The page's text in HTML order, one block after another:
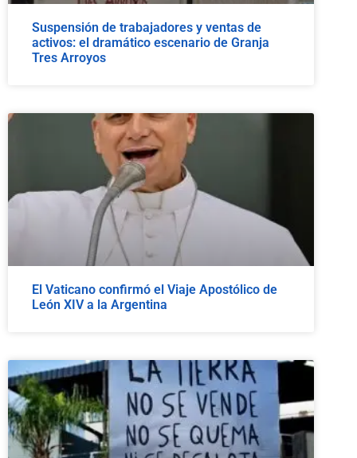
Suspensión de trabajadores y ventas de
activos: el dramático escenario de Granja
Tres Arroyos
El Vaticano confirmó el Viaje Apostólico de
León XIV a la Argentina